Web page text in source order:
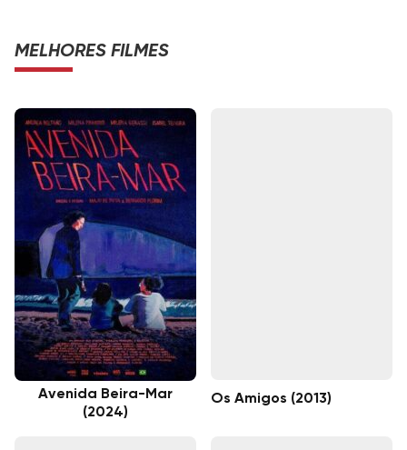
MELHORES FILMES
Avenida Beira-Mar
(2024)
Os Amigos (2013)